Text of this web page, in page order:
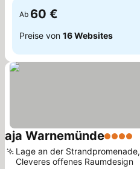
Ab 60 €
Preise von 16 Websites
aja Warnemünde4 Sterne
Lage an der Strandpromenade,
Cleveres offenes Raumdesign